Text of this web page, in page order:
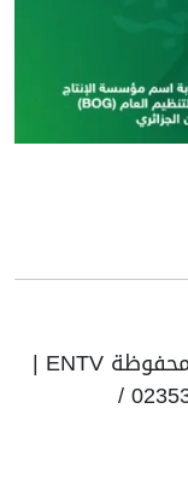
© حقوق النشر 2025، جميع الحقوق محفوظة ENTV |
الهاتف: 023531010 | فاكس: 023531093 /